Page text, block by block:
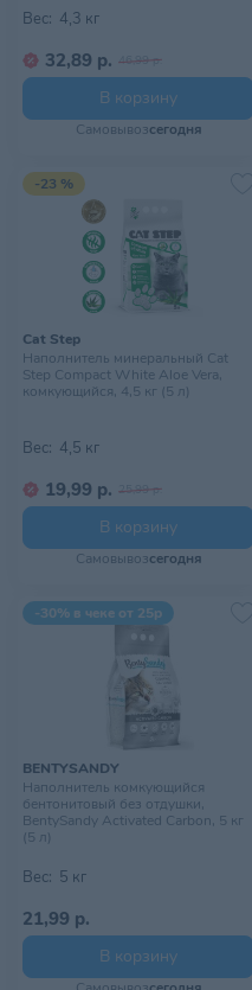
Вес: 4,3 кг
32,89 р. 46,99 р.
В корзину
Самовывозсегодня
-23 %
Cat Step
Наполнитель минеральный Cat
Step Compact White Aloe Vera,
комкующийся, 4,5 кг (5 л)
Вес: 4,5 кг
19,99 р. 25,99 р.
В корзину
Самовывозсегодня
-30% в чеке от 25р
BENTYSANDY
Наполнитель комкующийся
бентонитовый без отдушки,
BentySandy Activated Carbon, 5 кг
(5 л)
Вес: 5 кг
21,99 р.
В корзину